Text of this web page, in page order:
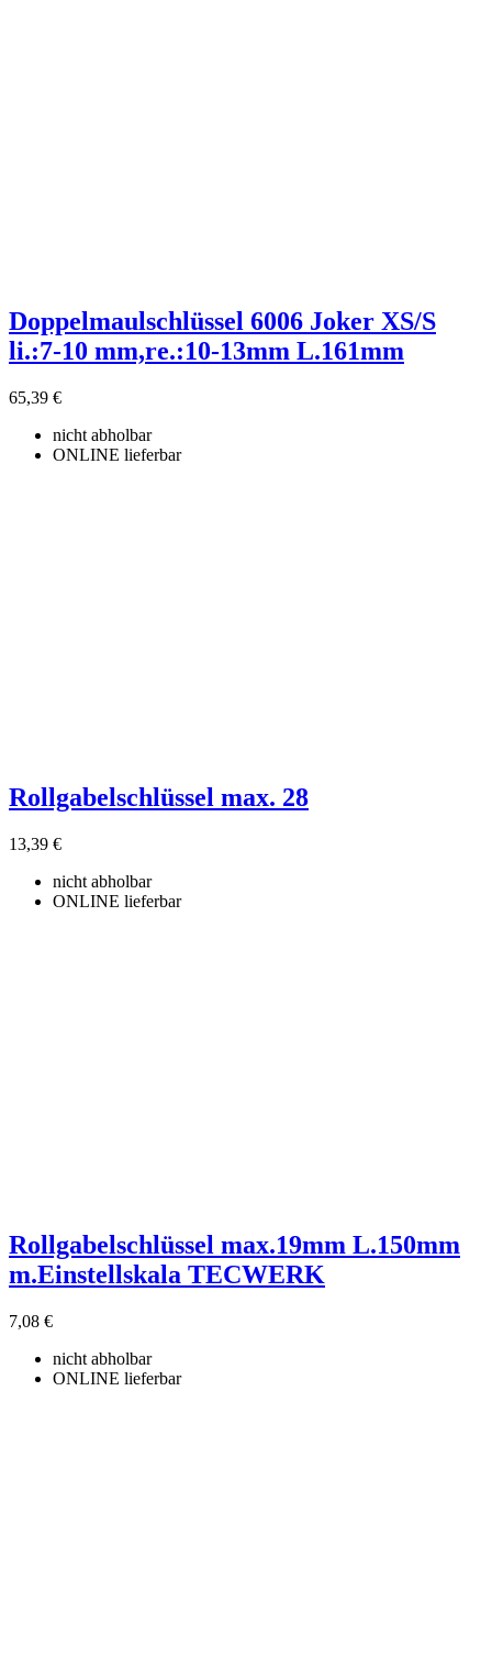
Doppelmaulschlüssel 6006 Joker XS/S
li.:7-10 mm,re.:10-13mm L.161mm
65,39 €
nicht abholbar
ONLINE lieferbar
Rollgabelschlüssel max. 28
13,39 €
nicht abholbar
ONLINE lieferbar
Rollgabelschlüssel max.19mm L.150mm
m.Einstellskala TECWERK
7,08 €
nicht abholbar
ONLINE lieferbar